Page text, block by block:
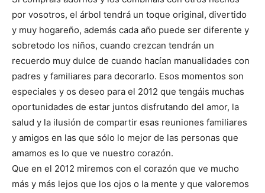
por vosotros, el árbol tendrá un toque original, divertido
y muy hogareño, además cada año puede ser diferente y
sobretodo los niños, cuando crezcan tendrán un
recuerdo muy dulce de cuando hacían manualidades con
padres y familiares para decorarlo. Esos momentos son
especiales y os deseo para el 2012 que tengáis muchas
oportunidades de estar juntos disfrutando del amor, la
salud y la ilusión de compartir esas reuniones familiares
y amigos en las que sólo lo mejor de las personas que
amamos es lo que ve nuestro corazón.
Que en el 2012 miremos con el corazón que ve mucho
más y más lejos que los ojos o la mente y que valoremos